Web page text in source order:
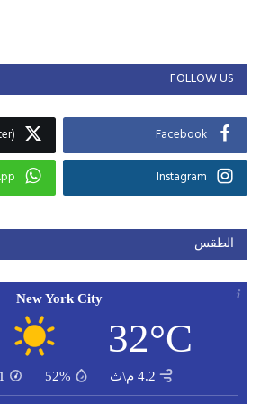
FOLLOW US
Facebook
Instagram
الطقس
New York City
32°C
4.2 م\ث 52%